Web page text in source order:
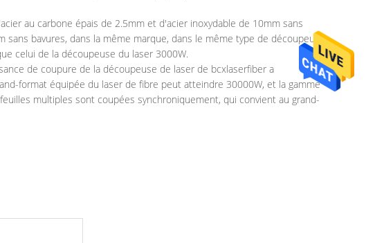
au carbone épais de 2.5mm et d'acier inoxydable de 10mm sans
bavures, dans la même marque, dans le même type de découpeuse
celui de la découpeuse du laser 3000W.
de coupure de la découpeuse de laser de bcxlaserfiber a
format équipée du laser de fibre peut atteindre 30000W, et la gamme
multiples sont coupées synchroniquement, qui convient au grand-